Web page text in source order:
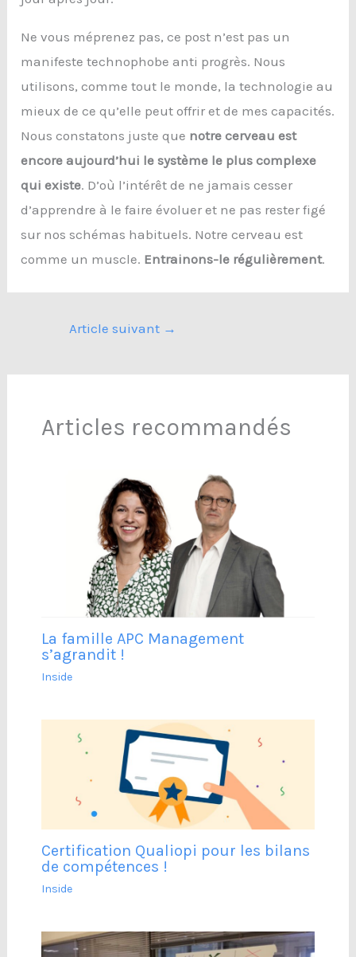
Ne vous méprenez pas, ce post n’est pas un
manifeste technophobe anti progrès. Nous
utilisons, comme tout le monde, la technologie au
mieux de ce qu’elle peut offrir et de mes capacités.
Nous constatons juste que notre cerveau est
encore aujourd’hui le système le plus complexe
qui existe. D’où l’intérêt de ne jamais cesser
d’apprendre à le faire évoluer et ne pas rester figé
sur nos schémas habituels. Notre cerveau est
comme un muscle. Entrainons-le régulièrement.
Article suivant →
Articles recommandés
La famille APC Management
s’agrandit !
Inside
Certification Qualiopi pour les bilans
de compétences !
Inside